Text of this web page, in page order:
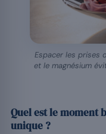
Espacer les prises
et le magnésium
Quel est le moment
unique ?